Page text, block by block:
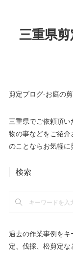
三重県
剪定ブログ-お庭の
三重県でご依頼頂
物の事などをご紹
のことならお気軽に
検索
過去の作業事例を
定、伐採、松剪定な